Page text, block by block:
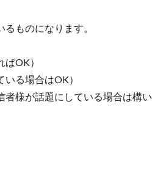
ものになります。
OK）
る場合はOK）
者様が話題にしている場合は構い